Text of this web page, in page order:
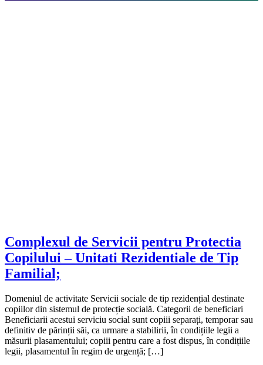
Complexul de Servicii pentru Protectia
Copilului – Unitati Rezidentiale de Tip
Familial;
Domeniul de activitate Servicii sociale de tip rezidențial destinate
copiilor din sistemul de protecție socială. Categorii de beneficiari
Beneficiarii acestui serviciu social sunt copiii separați, temporar sau
definitiv de părinții săi, ca urmare a stabilirii, în condițiile legii a
măsurii plasamentului; copiii pentru care a fost dispus, în condițiile
legii, plasamentul în regim de urgență; […]